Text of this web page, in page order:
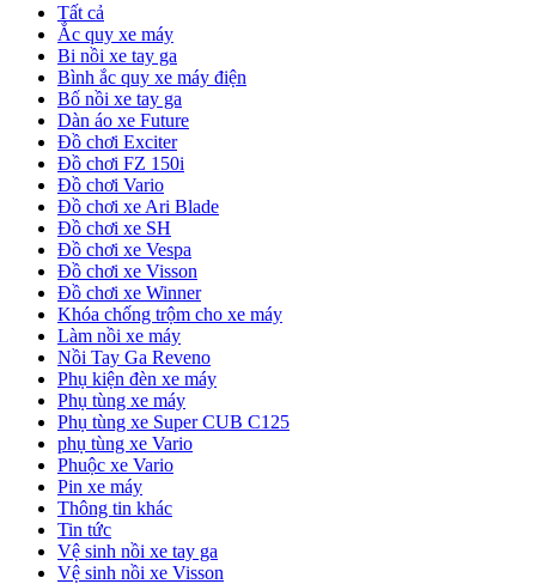
Tất cả
Ắc quy xe máy
Bi nồi xe tay ga
Bình ắc quy xe máy điện
Bố nồi xe tay ga
Dàn áo xe Future
Đồ chơi Exciter
Đồ chơi FZ 150i
Đồ chơi Vario
Đồ chơi xe Ari Blade
Đồ chơi xe SH
Đồ chơi xe Vespa
Đồ chơi xe Visson
Đồ chơi xe Winner
Khóa chống trộm cho xe máy
Làm nồi xe máy
Nồi Tay Ga Reveno
Phụ kiện đèn xe máy
Phụ tùng xe máy
Phụ tùng xe Super CUB C125
phụ tùng xe Vario
Phuộc xe Vario
Pin xe máy
Thông tin khác
Tin tức
Vệ sinh nồi xe tay ga
Vệ sinh nồi xe Visson